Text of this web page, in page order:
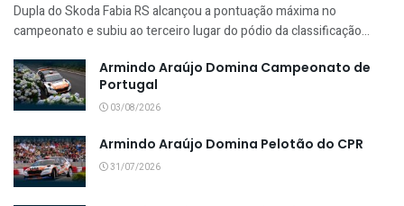
Dupla do Skoda Fabia RS alcançou a pontuação máxima no
campeonato e subiu ao terceiro lugar do pódio da classificação...
Armindo Araújo Domina Campeonato de
Portugal
03/08/2026
Armindo Araújo Domina Pelotão do CPR
31/07/2026